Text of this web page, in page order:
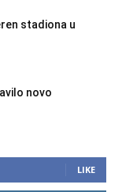
stadiona u
novo
LIKE